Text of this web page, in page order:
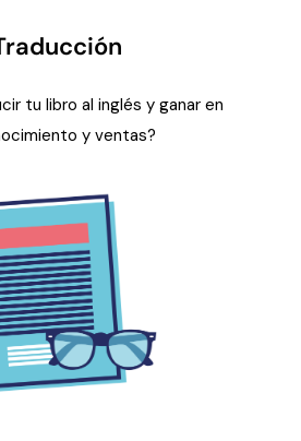
tu libro al inglés y ganar en
y ventas?